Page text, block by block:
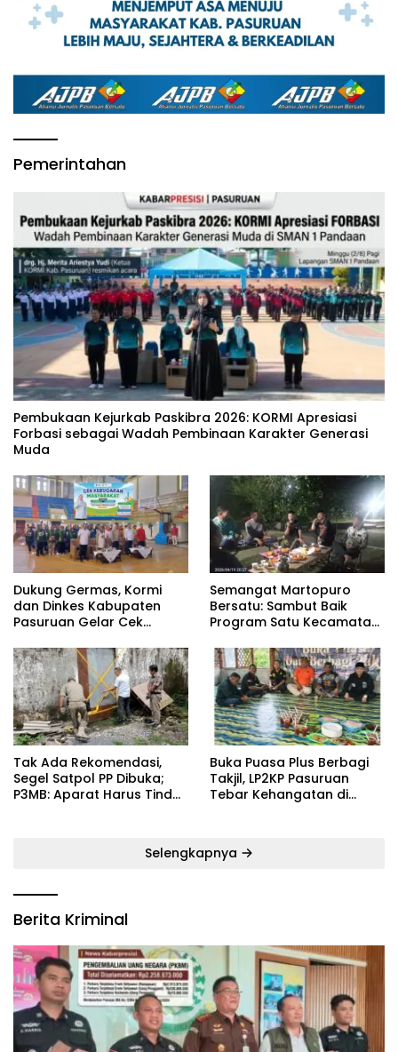
Pemerintahan
‎Pembukaan Kejurkab Paskibra 2026: KORMI Apresiasi
Forbasi sebagai Wadah Pembinaan Karakter Generasi
Muda
Dukung Germas, Kormi
dan Dinkes Kabupaten
Pasuruan Gelar Cek
Semangat Martopuro
Bersatu: Sambut Baik
Program Satu Kecamatan
Kebangkitan Persekabpas
‎Tak Ada Rekomendasi,
Segel Satpol PP Dibuka;
P3MB: Aparat Harus Tindak
‎Buka Puasa Plus Berbagi
Takjil, LP2KP Pasuruan
Tebar Kehangatan di
Selengkapnya
Berita Kriminal